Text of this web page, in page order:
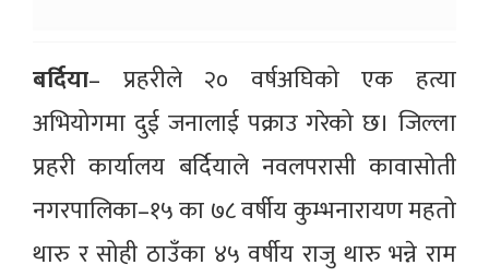
बर्दिया– प्रहरीले २० वर्षअघिको एक हत्या
अभियोगमा दुई जनालाई पक्राउ गरेको छ। जिल्ला
प्रहरी कार्यालय बर्दियाले नवलपरासी कावासोती
नगरपालिका–१५ का ७८ वर्षीय कुम्भनारायण महतो
थारु र सोही ठाउँका ४५ वर्षीय राजु थारु भन्ने राम